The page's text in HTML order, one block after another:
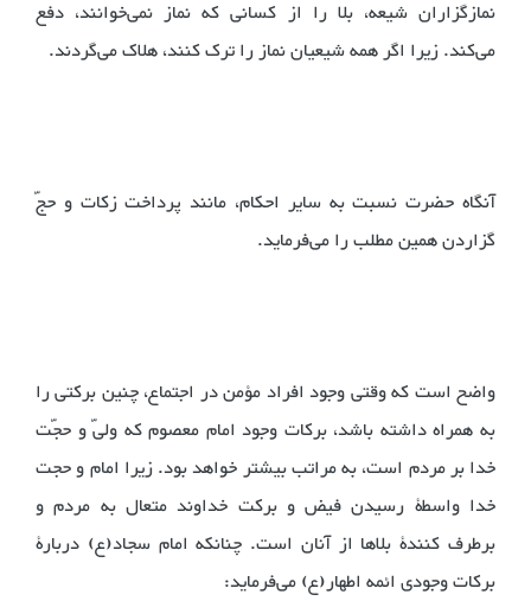
نمازگزاران شیعه، بلا را از کسانی که نماز نمی‌خوانند، دفع
می‌کند. زیرا اگر همه شیعیان نماز را ترک کنند، هلاک می‌گردند. ‌
آنگاه حضرت نسبت به سایر احکام، مانند پرداخت زکات و حجّ
گزاردن همین مطلب را می‌فرماید.
واضح است که وقتی وجود افراد مؤمن در اجتماع، چنین برکتی را
به همراه داشته باشد، برکات وجود امام معصوم که ولیّ و حجّت
خدا بر مردم است، به مراتب بیشتر خواهد بود. زیرا امام و حجت
خدا واسطۀ رسیدن فیض و برکت خداوند متعال به مردم و
برطرف کنندۀ بلاها از آنان است. چنانکه امام سجاد(ع) دربارۀ
برکات وجودی ائمه اطهار(ع) می‌فرماید: